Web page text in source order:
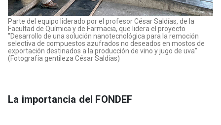
Parte del equipo liderado por el profesor César Saldías, de la
Facultad de Química y de Farmacia, que lidera el proyecto
"Desarrollo de una solución nanotecnológica para la remoción
selectiva de compuestos azufrados no deseados en mostos de
exportación destinados a la producción de vino y jugo de uva"
(Fotografía gentileza César Saldías)
La importancia del FONDEF